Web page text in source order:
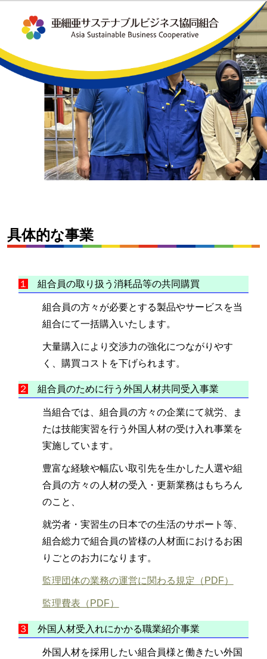
具体的な事業
１ 組合員の取り扱う消耗品等の共同購買
組合員の方々が必要とする製品やサービスを当
組合にて一括購入いたします。
大量購入により交渉力の強化につながりやす
く、購買コストを下げられます。
２ 組合員のために行う外国人材共同受入事業
当組合では、組合員の方々の企業にて就労、ま
たは技能実習を行う外国人材の受け入れ事業を
実施しています。
豊富な経験や幅広い取引先を生かした人選や組
合員の方々の人材の受入・更新業務はもちろん
のこと、
就労者・実習生の日本での生活のサポート等、
組合総力で組合員の皆様の人材面におけるお困
りごとのお力になります。
監理団体の業務の運営に関わる規定（PDF）
監理費表（PDF）
３ 外国人材受入れにかかる職業紹介事業
外国人材を採用したい組合員様と働きたい外国